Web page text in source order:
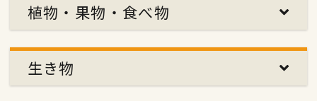
植物・果物・食べ物
生き物